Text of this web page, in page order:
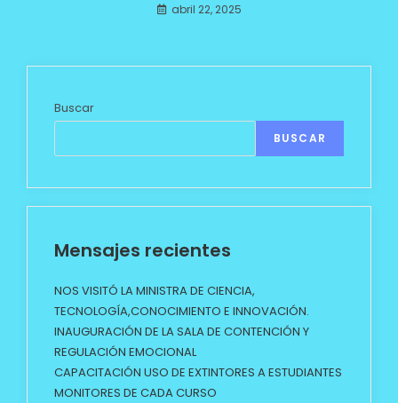
abril 22, 2025
Buscar
BUSCAR
Mensajes recientes
NOS VISITÓ LA MINISTRA DE CIENCIA,
TECNOLOGÍA,CONOCIMIENTO E INNOVACIÓN.
INAUGURACIÓN DE LA SALA DE CONTENCIÓN Y
REGULACIÓN EMOCIONAL
CAPACITACIÓN USO DE EXTINTORES A ESTUDIANTES
MONITORES DE CADA CURSO